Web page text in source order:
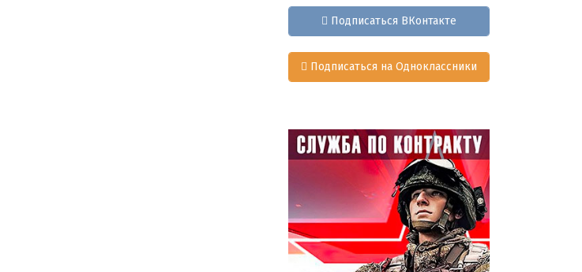
Подписаться ВКонтакте
Подписаться на Одноклассники